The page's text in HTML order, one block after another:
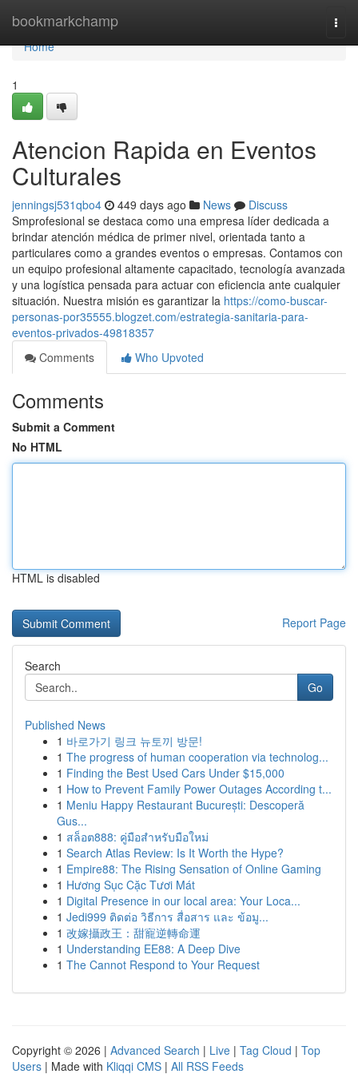
bookmarkchamp
Home
Home
1
Atencion Rapida en Eventos
Culturales
jenningsj531qbo4 449 days ago News
Discuss
Smprofesional se destaca como una empresa líder dedicada a
brindar atención médica de primer nivel, orientada tanto a
particulares como a grandes eventos o empresas. Contamos con
un equipo profesional altamente capacitado, tecnología avanzada
y una logística pensada para actuar con eficiencia ante cualquier
situación. Nuestra misión es garantizar la https://como-buscar-
personas-por35555.blogzet.com/estrategia-sanitaria-para-
eventos-privados-49818357
Comments
Who Upvoted
Comments
Submit a Comment
No HTML
HTML is disabled
Report Page
Search
Go
Published News
1 바로가기 링크 뉴토끼 방문!
1 The progress of human cooperation via technolog...
1 Finding the Best Used Cars Under $15,000
1 How to Prevent Family Power Outages According t...
1 Meniu Happy Restaurant București: Descoperă
Gus...
1 สล็อต888: คู่มือสำหรับมือใหม่
1 Search Atlas Review: Is It Worth the Hype?
1 Empire88: The Rising Sensation of Online Gaming
1 Hương Sục Cặc Tươi Mát
1 Digital Presence in our local area: Your Loca...
1 Jedi999 ติดต่อ วิธีการ สื่อสาร และ ข้อมู...
1 改嫁攝政王：甜寵逆轉命運
1 Understanding EE88: A Deep Dive
1 The Cannot Respond to Your Request
Copyright © 2026 | Advanced Search | Live | Tag Cloud | Top
Users | Made with Kliqqi CMS | All RSS Feeds